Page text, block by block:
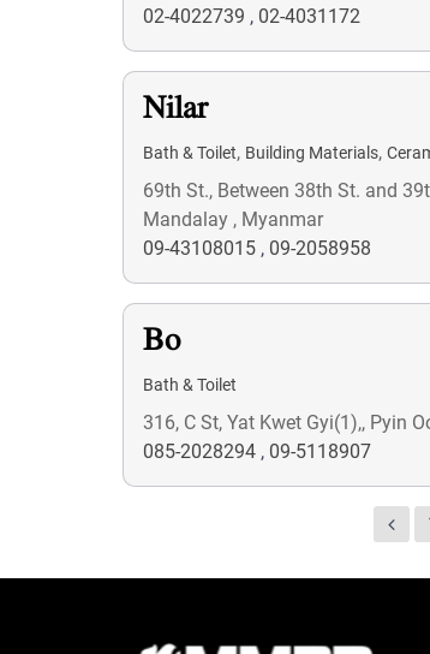
02-4022739 , 02-4031172
Nilar
Bath & Toilet, Building Materials,
69th St., Between 38th St. and
Mandalay , Myanmar
09-43108015 , 09-2058958
Bo
Bath & Toilet
316, C St, Yat Kwet Gyi(1),, Pyin
085-2028294 , 09-5118907